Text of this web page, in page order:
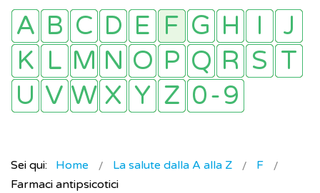
Sei qui: Home La salute dalla A alla Z
F
Farmaci antipsicotici